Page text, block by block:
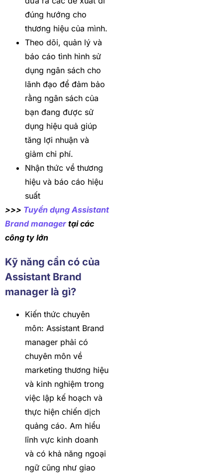
đúng hướng cho
thương hiệu của mình.
Theo dõi, quản lý và
báo cáo tình hình sử
dụng ngân sách cho
lãnh đạo để đảm bảo
rằng ngân sách của
bạn đang được sử
dụng hiệu quả giúp
tăng lợi nhuận và
giảm chi phí.
Nhận thức về thương
hiệu và báo cáo hiệu
suất
>>> Tuyển dụng Assistant
Brand manager tại các
công ty lớn
Kỹ năng cần có của
Assistant Brand
manager là gì?
Kiến thức chuyên
môn: Assistant Brand
manager phải có
chuyên môn về
marketing thương hiệu
và kinh nghiệm trong
việc lập kế hoạch và
thực hiện chiến dịch
quảng cáo. Am hiểu
lĩnh vực kinh doanh
và có khả năng ngoại
ngữ cũng như giao